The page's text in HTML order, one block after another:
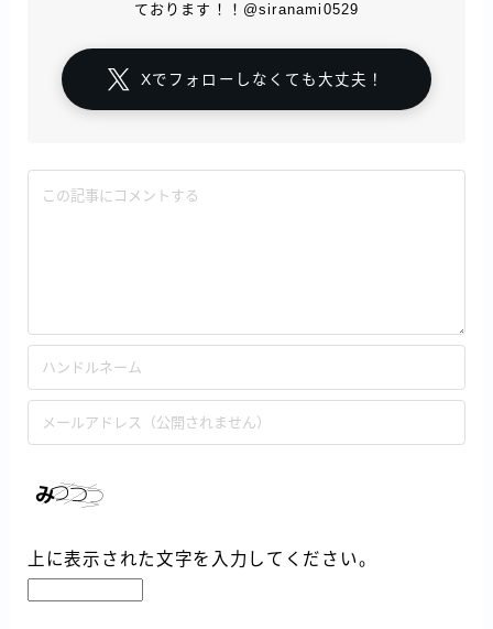
ております！！@siranami0529
Xでフォローしなくても大丈夫！
上に表示された文字を入力してください。